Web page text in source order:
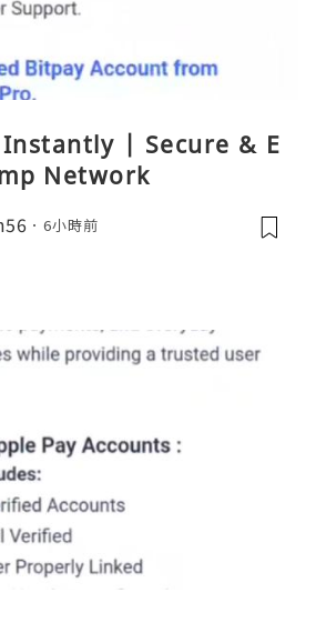
| Secure & E
Network
6小時前